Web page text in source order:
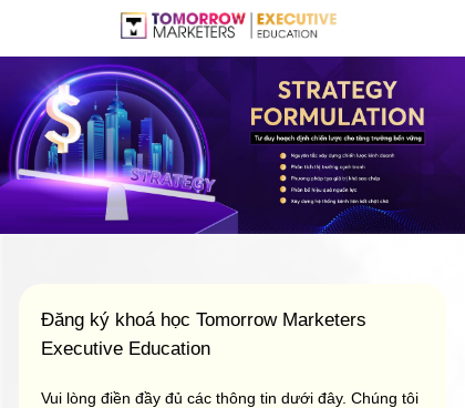
Đăng ký khoá học Tomorrow Marketers
Executive Education
Vui lòng điền đầy đủ các thông tin dưới đây. Chúng tôi